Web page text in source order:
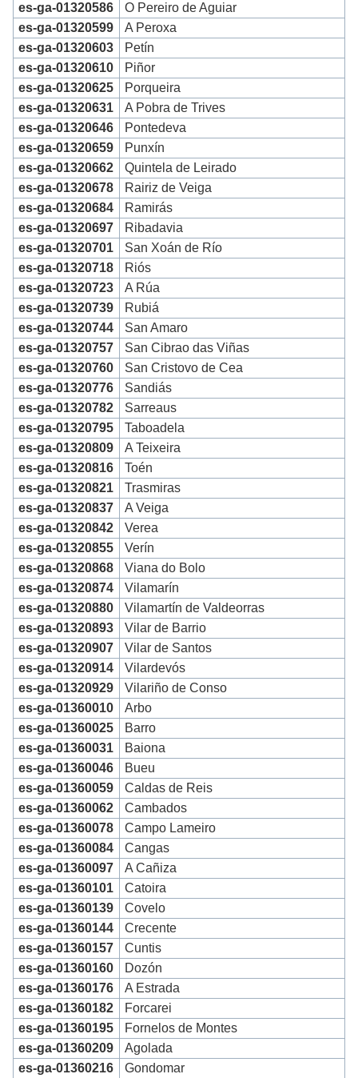
es-ga-01320586
O Pereiro de Aguiar
es-ga-01320599
A Peroxa
es-ga-01320603
Petín
es-ga-01320610
Piñor
es-ga-01320625
Porqueira
es-ga-01320631
A Pobra de Trives
es-ga-01320646
Pontedeva
es-ga-01320659
Punxín
es-ga-01320662
Quintela de Leirado
es-ga-01320678
Rairiz de Veiga
es-ga-01320684
Ramirás
es-ga-01320697
Ribadavia
es-ga-01320701
San Xoán de Río
es-ga-01320718
Riós
es-ga-01320723
A Rúa
es-ga-01320739
Rubiá
es-ga-01320744
San Amaro
es-ga-01320757
San Cibrao das Viñas
es-ga-01320760
San Cristovo de Cea
es-ga-01320776
Sandiás
es-ga-01320782
Sarreaus
es-ga-01320795
Taboadela
es-ga-01320809
A Teixeira
es-ga-01320816
Toén
es-ga-01320821
Trasmiras
es-ga-01320837
A Veiga
es-ga-01320842
Verea
es-ga-01320855
Verín
es-ga-01320868
Viana do Bolo
es-ga-01320874
Vilamarín
es-ga-01320880
Vilamartín de Valdeorras
es-ga-01320893
Vilar de Barrio
es-ga-01320907
Vilar de Santos
es-ga-01320914
Vilardevós
es-ga-01320929
Vilariño de Conso
es-ga-01360010
Arbo
es-ga-01360025
Barro
es-ga-01360031
Baiona
es-ga-01360046
Bueu
es-ga-01360059
Caldas de Reis
es-ga-01360062
Cambados
es-ga-01360078
Campo Lameiro
es-ga-01360084
Cangas
es-ga-01360097
A Cañiza
es-ga-01360101
Catoira
es-ga-01360139
Covelo
es-ga-01360144
Crecente
es-ga-01360157
Cuntis
es-ga-01360160
Dozón
es-ga-01360176
A Estrada
es-ga-01360182
Forcarei
es-ga-01360195
Fornelos de Montes
es-ga-01360209
Agolada
es-ga-01360216
Gondomar